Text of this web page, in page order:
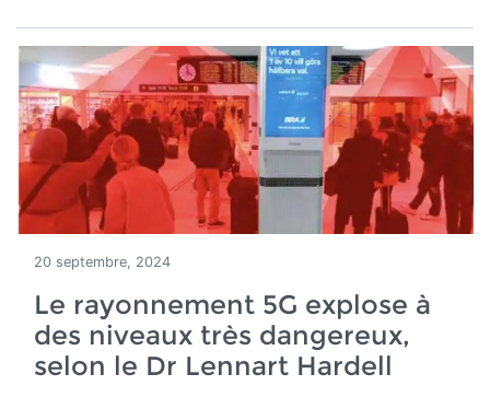
20 septembre, 2024
Le rayonnement 5G explose à
des niveaux très dangereux,
selon le Dr Lennart Hardell